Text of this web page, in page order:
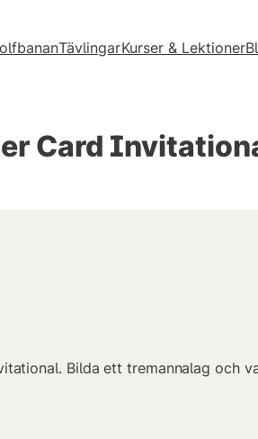
TävlingarKurser & Lektioner
Card
Bilda ett tremannalag och